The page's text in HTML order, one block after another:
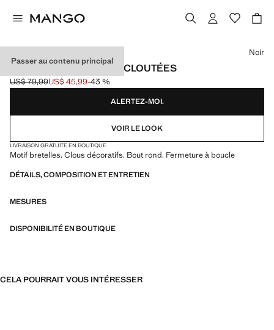
Passer au contenu principal
BALLERINES À BRIDES CLOUTÉES
Prix initial barré [US$ 79,99 ]
US$ 79,99
Prix actuel [US$ 45,99 ]
US$ 45,99-43 %
Choisissez une couleur
Noir
ALERTEZ-MOI.
VOIR LE LOOK
LIVRAISON GRATUITE EN BOUTIQUE
Motif bretelles. Clous décoratifs. Bout rond. Fermeture à boucle
DÉTAILS, COMPOSITION ET ENTRETIEN
MESURES
DISPONIBILITÉ EN BOUTIQUE
CELA POURRAIT VOUS INTÉRESSER